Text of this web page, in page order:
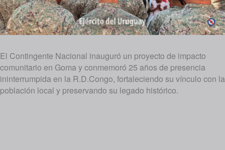
El Contingente Nacional inauguró un proyecto de impacto
comunitario en Goma y conmemoró 25 años de presencia
ininterrumpida en la R.D.Congo, fortaleciendo su vínculo con la
población local y preservando su legado histórico.